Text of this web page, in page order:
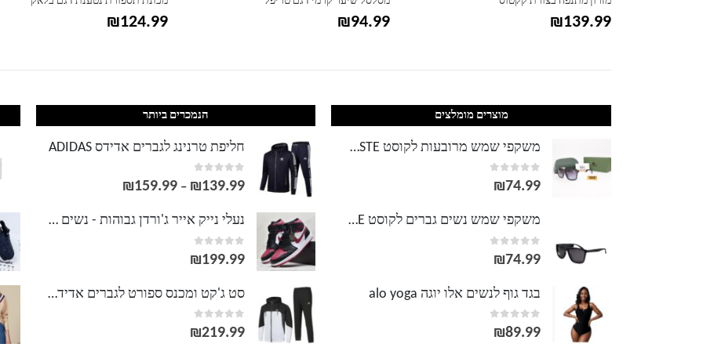
₪139.99
₪94.99
₪124.99
מוצרים מומלצים
משקפי שמש מרובעות לקוסט LACOSTE
0
out of 5
₪74.99
משקפי שמש נשים גברים לקוסט LACOSTE
0
out of 5
₪74.99
בגד גוף לנשים אלו יוגה alo yoga
0
out of 5
₪89.99
הנמכרים ביותר
חליפת טרנינג לגברים אדידס ADIDAS
0
out of 5
₪139.99
–
₪159.99
טווח
נעלי נייק אייר ג'ורדן גבוהות - נשים גברים NIKE AIR JORDAN
0
out of 5
₪199.99
סט ג'קט ומכנס ספורט לגברים אדידס ADIDAS
0
out of 5
₪219.99